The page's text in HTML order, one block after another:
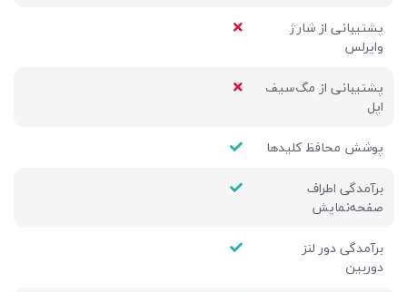
پشتیبانی از شارژ
وایرلس
پشتیبانی از مگ‌سیف
اپل
پوشش محافظ کلیدها
برآمدگی اطراف
صفحه‌نمایش
برآمدگی دور لنز
دوربین